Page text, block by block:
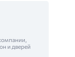
и дверей